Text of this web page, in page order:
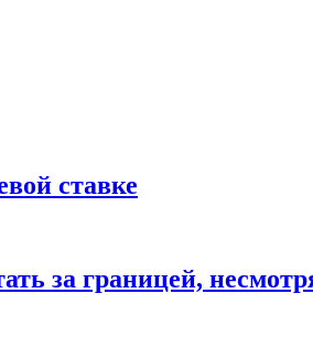
ставке
за границей,